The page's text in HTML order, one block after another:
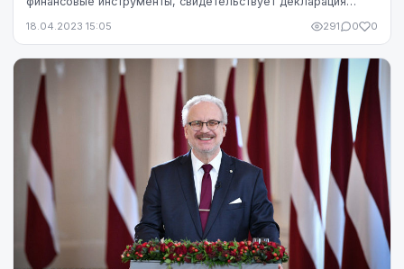
18.04.2023 15:05 291 0 0